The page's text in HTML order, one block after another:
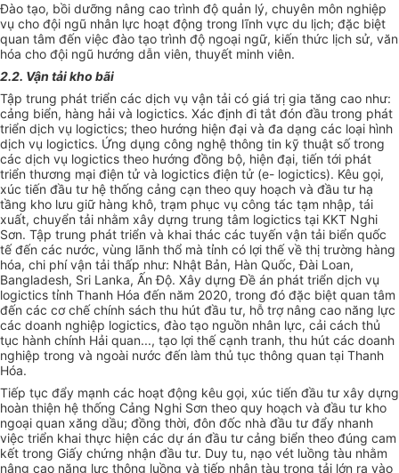
Đào tạo, bồi dưỡng nâng cao trình độ quản lý, chuyên môn nghiệp
vụ cho đội ngũ nhân lực hoạt động trong lĩnh vực du lịch; đặc biệt
quan tâm đến việc đào tạo trình độ ngoại ngữ, kiến thức lịch sử, văn
hóa cho đội ngũ hướng dẫn viên, thuyết minh viên.
2.2. Vận tải kho bãi
Tập trung phát triển các dịch vụ vận tải có giá trị gia tăng cao như:
cảng biển, hàng hải và logictics. Xác định đi tắt đón đầu trong phát
triển dịch vụ logictics; theo hướng hiện đại và đa dạng các loại hình
dịch vụ logictics. Ứng dụng công nghệ thông tin kỹ thuật số trong
các dịch vụ logictics theo hướng đồng bộ, hiện đại, tiến tới phát
triển thương mại điện tử và logictics điện tử (e- logictics). Kêu gọi,
xúc tiến đầu tư hệ thống cảng cạn theo quy hoạch và đầu tư hạ
tầng kho lưu giữ hàng khô, trạm phục vụ công tác tạm nhập, tái
xuất, chuyển tải nhằm xây dựng trung tâm logictics tại KKT Nghi
Sơn. Tập trung phát triển và khai thác các tuyến vận tải biển quốc
tế đến các nước, vùng lãnh thổ mà tỉnh có lợi thế về thị trường hàng
hóa, chi phí vận tải thấp như: Nhật Bản, Hàn Quốc, Đài Loan,
Bangladesh, Sri Lanka, Ấn Độ. Xây dựng Đề án phát triển dịch vụ
logictics tỉnh Thanh Hóa đến năm 2020, trong đó đặc biệt quan tâm
đến các cơ chế chính sách thu hút đầu tư, hỗ trợ nâng cao năng lực
các doanh nghiệp logictics, đào tạo nguồn nhân lực, cải cách thủ
tục hành chính Hải quan..., tạo lợi thếcạnh tranh, thu hút các doanh
nghiệp trong và ngoài nước đến làm thủ tục thông quan tại Thanh
Hóa.
Tiếp tục đẩy mạnh các hoạt động kêu gọi, xúc tiến đầu tư xây dựng
hoàn thiện hệ thống Cảng Nghi Sơn theo quy hoạch và đầu tư kho
ngoại quan xăng dầu; đồng thời, đôn đốc nhà đầu tư đẩy nhanh
việc triển khai thực hiện các dự án đầu tư cảng biển theo đúng cam
kết trong Giấy chứng nhận đầu tư. Duy tu, nạo vét luồng tàu nhằm
nâng cao năng lực thông luồng và tiếp nhận tàu trọng tải lớn ra vào